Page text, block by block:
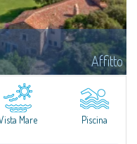
Affitto
alle porte della Costa
di una location strategia
a portata di mano...
Mare Piscina